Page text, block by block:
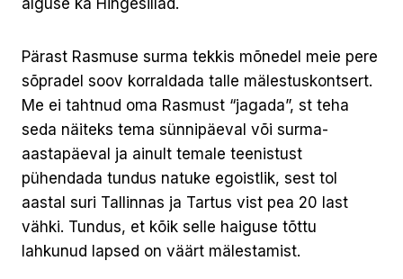
Pärast Rasmuse surma tekkis mõnedel meie pere
sõpradel soov korraldada talle mälestuskontsert.
Me ei tahtnud oma Rasmust “jagada”, st teha
seda näiteks tema sünnipäeval või surma-
aastapäeval ja ainult temale teenistust
pühendada tundus natuke egoistlik, sest tol
aastal suri Tallinnas ja Tartus vist pea 20 last
vähki. Tundus, et kõik selle haiguse tõttu
lahkunud lapsed on väärt mälestamist.